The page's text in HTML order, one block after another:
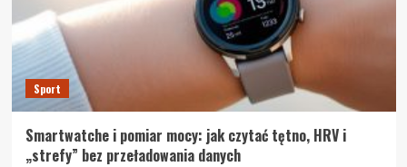
Sport
Smartwatche i pomiar mocy: jak czytać tętno, HRV i
„strefy” bez przeładowania danych